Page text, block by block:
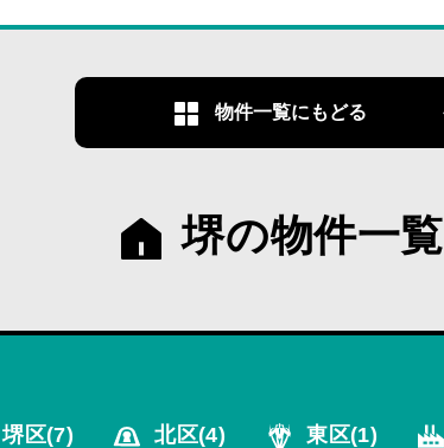
物件一覧にもどる
堺の物件一覧
堺区(7) 北区(4) 東区(1)